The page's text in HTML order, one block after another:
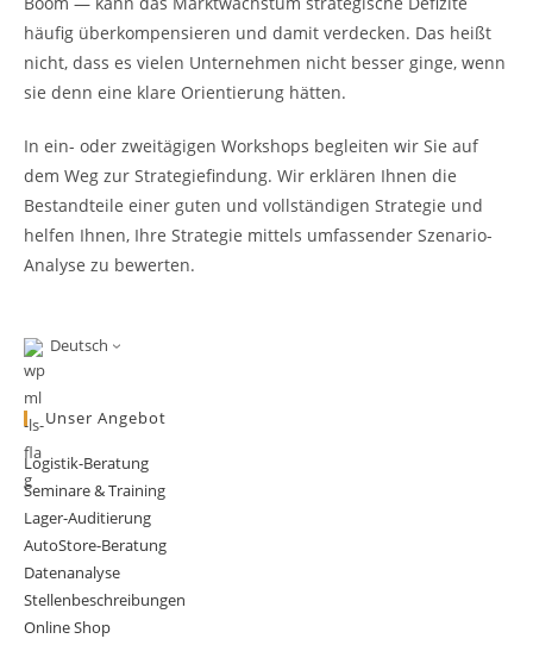
häufig überkompensieren und damit verdecken. Das heißt
nicht, dass es vielen Unternehmen nicht besser ginge, wenn
sie denn eine klare Orientierung hätten.
In ein- oder zweitägigen Workshops begleiten wir Sie auf
dem Weg zur Strategiefindung. Wir erklären Ihnen die
Bestandteile einer guten und vollständigen Strategie und
helfen Ihnen, Ihre Strategie mittels umfassender Szenario-
Analyse zu bewerten.
Deutsch
Unser Angebot
Logistik-Beratung
Seminare & Training
Lager-Auditierung
AutoStore-Beratung
Datenanalyse
Stellenbeschreibungen
Online Shop